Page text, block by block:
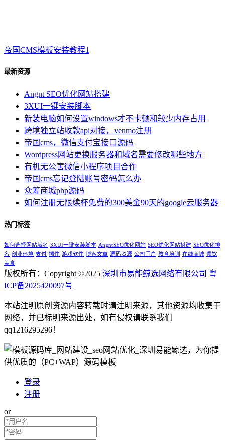
帝国CMS模板安装教程1
最新资源
Angnt SEO优化网站搭建
3XUI一键安装脚本
新装电脑如何设置windows才不卡顿和较少内存占用
跨境独立站收款api对接，venmo注册
帝国cms，微信支付宝接口源码
Wordpress网站更换服务器和域名需要修改哪些地方
有机无公害微信小程序项目合作
帝国cms忘记登陆账号密码怎么办
众筹商城php源码
如何注册无限续杯免费的300美金90天的google云服务器
热门标签
如何选择网站域名 3XUI一键安装脚本 AngntSEO优化网站 SEO优化网站搭建 SEO优化排
名 创业环境 支付 插件 游戏软件 博客文章 源码资源 公司门户 教育培训 在线商城 餐饮
美食
版权所有：Copyright ©2025 深圳市易能鲸选网络有限公司 粤
ICP备2025420097号
本站注明原创资源内容转载时请注明来源，其他资源均收集于
网络，并已标明来源出处，如有侵权请联系我们
qq1216295296！
登录
注册
or